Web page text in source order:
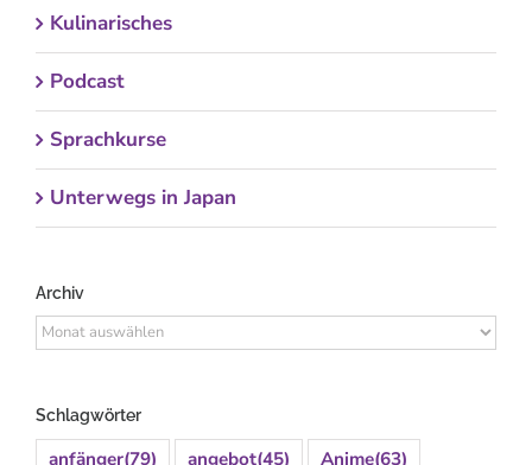
Kulinarisches
Podcast
Sprachkurse
Unterwegs in Japan
Archiv
Archiv
Schlagwörter
anfänger(79) angebot(45) Anime(63)